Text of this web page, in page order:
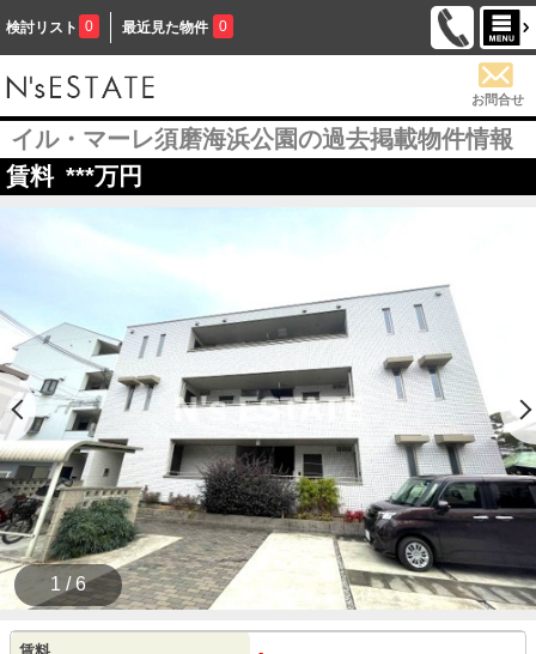
検討リスト 0 最近見た物件 0
お問合せ
イル・マーレ須磨海浜公園の過去掲載物件情報
賃料 ***万円
1 / 6